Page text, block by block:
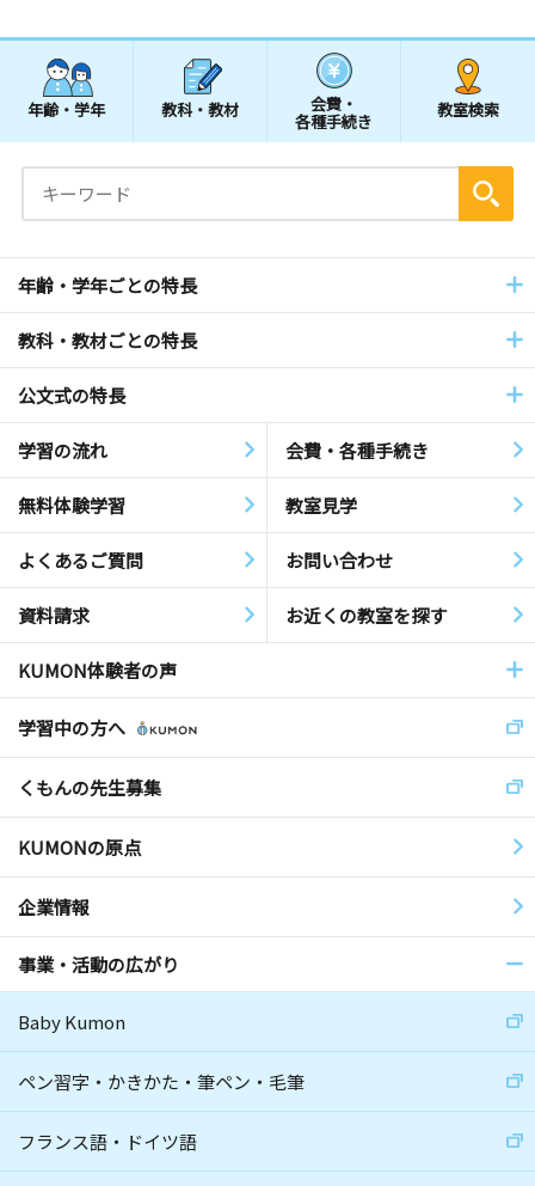
年齢・学年 教科・教材 会費・
各種手続き
教室検索
年齢・学年ごとの特長
教科・教材ごとの特長
公文式の特長
学習の流れ 会費・各種手続き
無料体験学習 教室見学
よくあるご質問 お問い合わせ
資料請求 お近くの教室を探す
KUMON体験者の声
学習中の方へ
くもんの先生募集
KUMONの原点
企業情報
事業・活動の広がり
Baby Kumon
ペン習字・かきかた・筆ペン・毛筆
フランス語・ドイツ語